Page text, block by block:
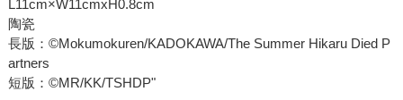
L11cm×W11cmxH0.8cm
陶瓷
長版：©Mokumokuren/KADOKAWA/The Summer Hikaru Died P
artners
短版：©MR/KK/TSHDP"